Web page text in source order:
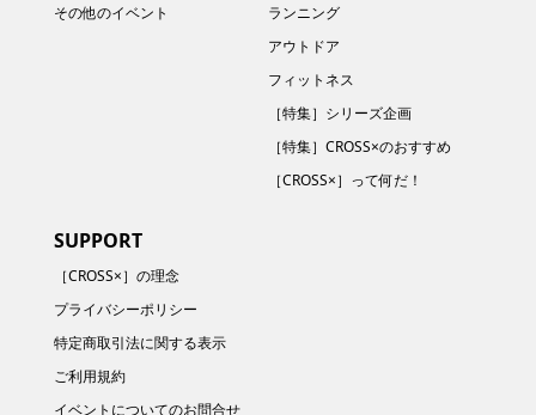
その他のイベント
ランニング
アウトドア
フィットネス
［特集］シリーズ企画
［特集］CROSS×のおすすめ
［CROSS×］って何だ！
SUPPORT
［CROSS×］の理念
プライバシーポリシー
特定商取引法に関する表示
ご利用規約
イベントについてのお問合せ